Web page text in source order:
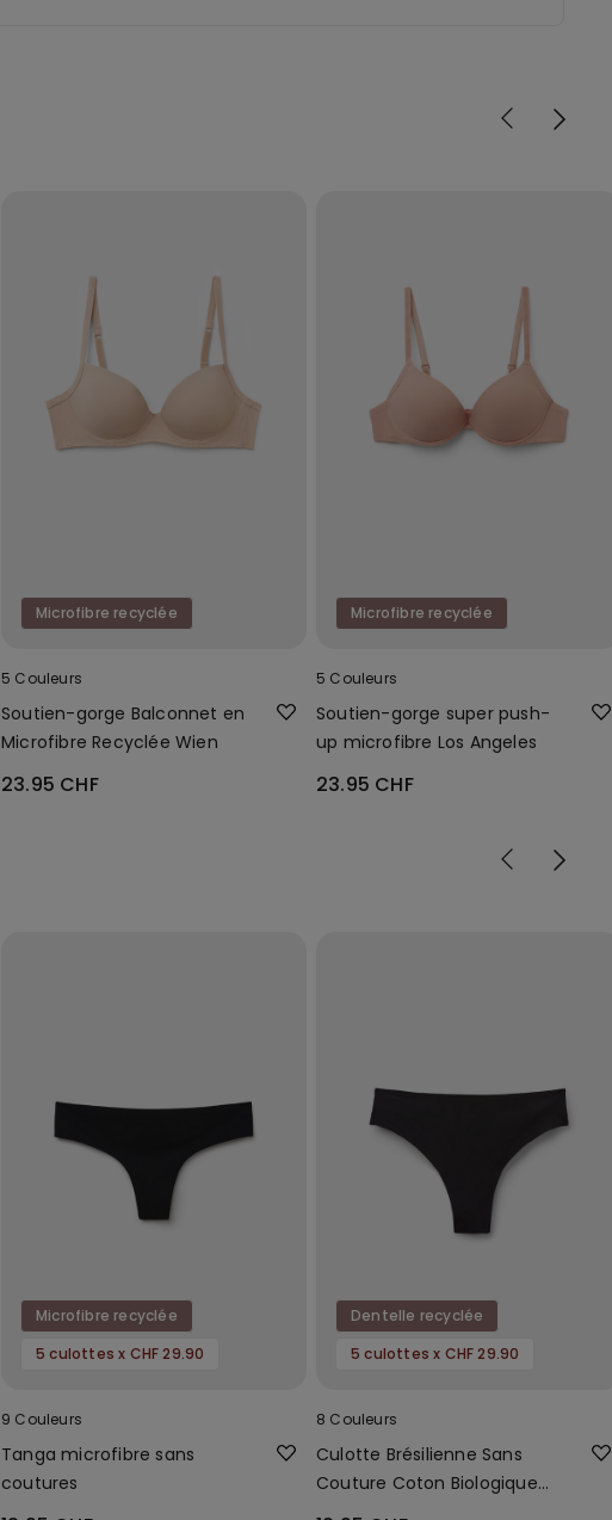
Microfibre recyclée
5 Couleurs
Soutien-gorge Balconnet en
Microfibre Recyclée Wien
23.95 CHF
Microfibre recyclée
5 Couleurs
Soutien-gorge super push-
up microfibre Los Angeles
23.95 CHF
Microfibre recyclée
5 culottes x CHF 29.90
9 Couleurs
Tanga microfibre sans
coutures
Dentelle recyclée
5 culottes x CHF 29.90
8 Couleurs
Culotte Brésilienne Sans
Couture Coton Biologique